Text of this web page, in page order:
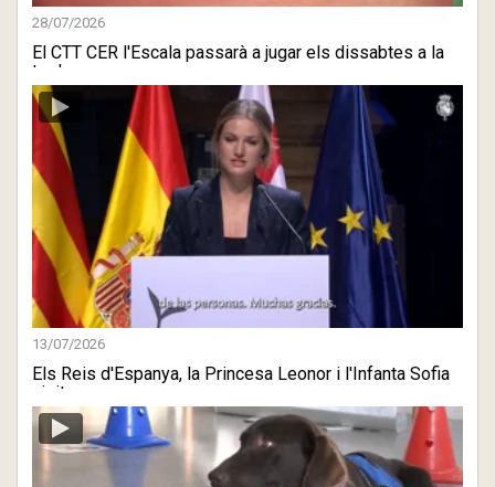
28/07/2026
El CTT CER l'Escala passarà a jugar els dissabtes a la
tarda
13/07/2026
Els Reis d'Espanya, la Princesa Leonor i l'Infanta Sofia
visite ...